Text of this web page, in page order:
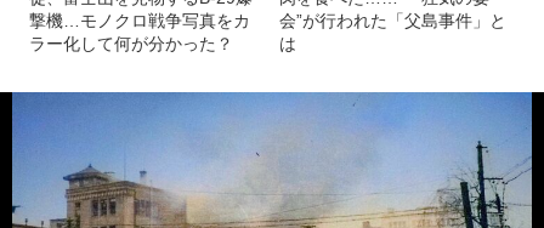
撃機…モノクロ戦争写真をカ
ラー化して何が分かった？
会”が行われた「父島事件」と
は